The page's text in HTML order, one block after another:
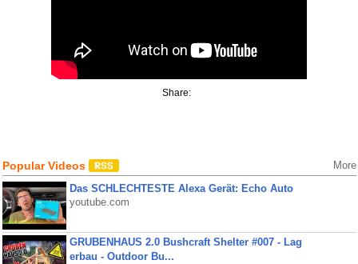
Share:
Popular Videos More
Das SCHLECHTESTE Alexa Gerät: Echo Auto
youtube.com
GRUBENHAUS 2.0 Bushcraft Shelter #007 - Lag
erbau - Outdoor Bu...